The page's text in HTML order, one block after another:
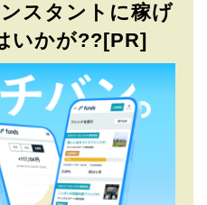
スタントに稼げ
いかが??[PR]